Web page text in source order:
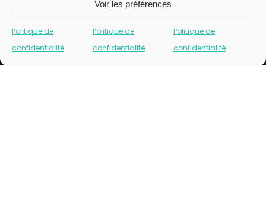
Voir les préférences
Politique de
confidentialité
Politique de
confidentialité
Politique de
confidentialité